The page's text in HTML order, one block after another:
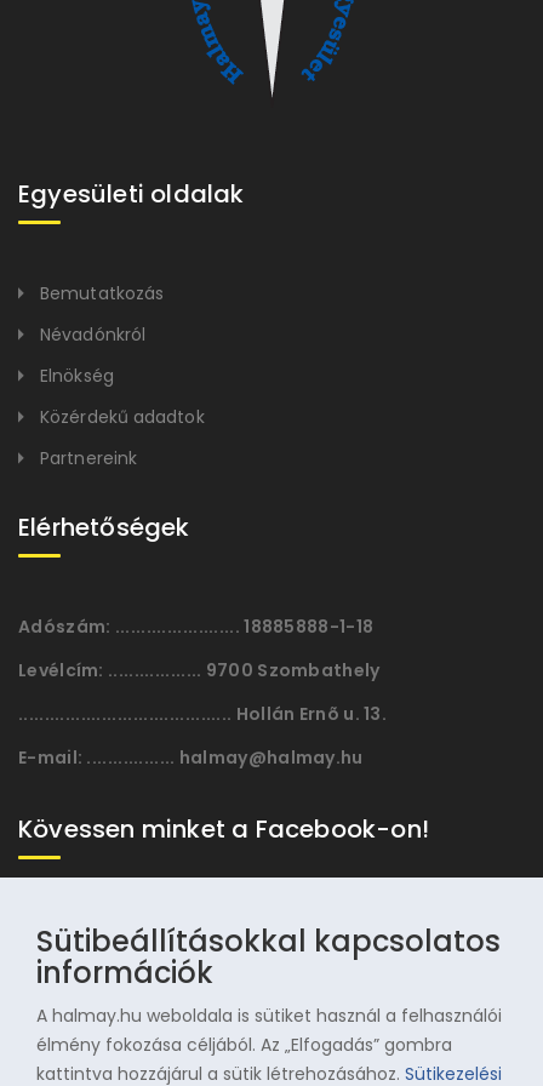
Egyesületi oldalak
Bemutatkozás
Névadónkról
Elnökség
Közérdekű adadtok
Partnereink
Elérhetőségek
Adószám: ........................ 18885888-1-18
Levélcím: .................. 9700 Szombathely
......................................... Hollán Ernõ u. 13.
E-mail: ................. halmay@halmay.hu
Kövessen minket a Facebook-on!
Sütibeállításokkal kapcsolatos
információk
A halmay.hu weboldala is sütiket használ a felhasználói
élmény fokozása céljából. Az „Elfogadás” gombra
kattintva hozzájárul a sütik létrehozásához.Sütikezelési